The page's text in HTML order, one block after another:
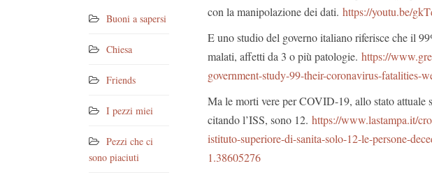
Buoni a sapersi
Chiesa
Friends
I pezzi miei
Pezzi che ci
sono piaciuti
con la manipolazione dei dati. https://youtu.be/
E uno studio del governo italiano riferisce che il
malati, affetti da 3 o più patologie. https://
government-study-99-their-coronavirus-fatalities-
Ma le morti vere per COVID-19, allo stato
citando l’ISS, sono 12. https://www.lastampa.it/
istituto-superiore-di-sanita-solo-12-le-persone-
1.38605276